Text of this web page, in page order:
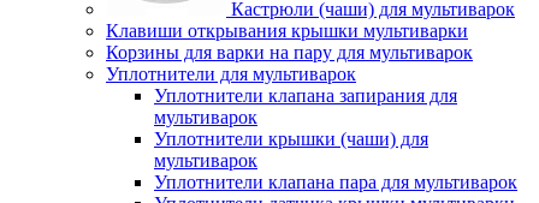
Кастрюли (чаши) для мультиварок
Клавиши открывания крышки мультиварки
Корзины для варки на пару для мультиварок
Уплотнители для мультиварок
Уплотнители клапана запирания для
мультиварок
Уплотнители крышки (чаши) для
мультиварок
Уплотнители клапана пара для мультиварок